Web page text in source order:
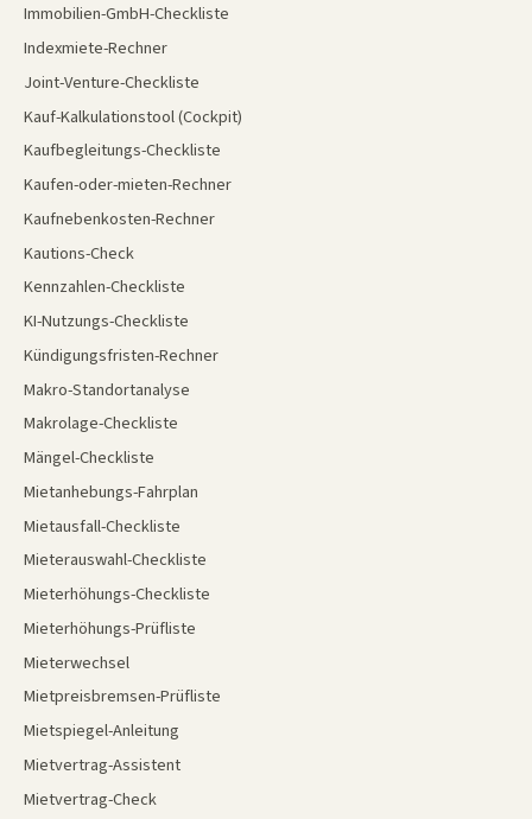
Immobilien-GmbH-Checkliste
Indexmiete-Rechner
Joint-Venture-Checkliste
Kauf-Kalkulationstool (Cockpit)
Kaufbegleitungs-Checkliste
Kaufen-oder-mieten-Rechner
Kaufnebenkosten-Rechner
Kautions-Check
Kennzahlen-Checkliste
KI-Nutzungs-Checkliste
Kündigungsfristen-Rechner
Makro-Standortanalyse
Makrolage-Checkliste
Mängel-Checkliste
Mietanhebungs-Fahrplan
Mietausfall-Checkliste
Mieterauswahl-Checkliste
Mieterhöhungs-Checkliste
Mieterhöhungs-Prüfliste
Mieterwechsel
Mietpreisbremsen-Prüfliste
Mietspiegel-Anleitung
Mietvertrag-Assistent
Mietvertrag-Check